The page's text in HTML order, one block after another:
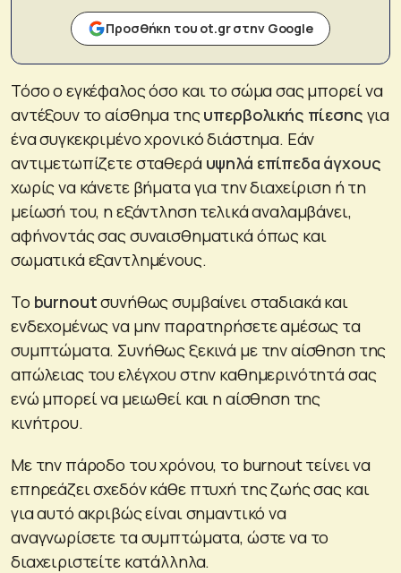
Προσθήκη του ot.gr στην Google
Τόσο ο εγκέφαλος όσο και το σώμα σας μπορεί να
αντέξουν το αίσθημα τηςυπερβολικής πίεσης για
ένα συγκεκριμένο χρονικό διάστημα. Εάν
αντιμετωπίζετε σταθερά υψηλά επίπεδα άγχους
χωρίς να κάνετε βήματα για την διαχείριση ή τη
μείωσή του, η εξάντληση τελικά αναλαμβάνει,
αφήνοντάς σας συναισθηματικά όπως και
σωματικά εξαντλημένους.
Το burnoutσυνήθως συμβαίνει σταδιακά και
ενδεχομένως να μην παρατηρήσετε αμέσως τα
συμπτώματα. Συνήθως ξεκινά με την αίσθηση της
απώλειας του ελέγχου στην καθημερινότητά σας
ενώ μπορεί να μειωθεί και η αίσθηση της
κινήτρου.
Με την πάροδο του χρόνου, το burnout τείνει να
επηρεάζει σχεδόν κάθε πτυχή της ζωής σας και
για αυτό ακριβώς είναι σημαντικό να
αναγνωρίσετε τα συμπτώματα, ώστε να το
διαχειριστείτε κατάλληλα.